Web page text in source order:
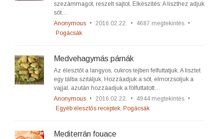
szezámmagot, reszelt sajtot. Elkészítés: A liszthez adjuk
sót…
Anonymous • 2016.02.22. • 4687 megtekintés •
Pogácsák
Medvehagymás párnák
Az élesztőt a langyos, cukros tejben felfuttatjuk. A lisztet
egy tálba szitáljuk. Hozzáadjuk a sót, elmorzsoljuk a
vajjal, azután hozzáadjuk a fölfuttatott…
Anonymous • 2016.02.22. • 4944 megtekintés •
Egyéb élesztős receptek, Pogácsák
Mediterrán fouace